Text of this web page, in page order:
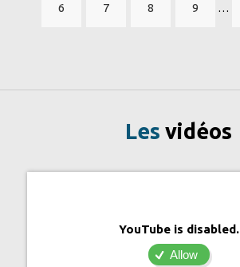
Page
6 Page
7 Page
8 Page
9 …
Les vidéos
YouTube is disabled.
Allow